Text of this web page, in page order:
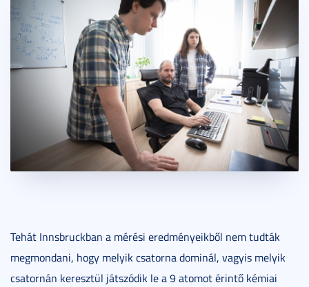
Tehát Innsbruckban a mérési eredményeikből nem tudták
megmondani, hogy melyik csatorna dominál, vagyis melyik
csatornán keresztül játszódik le a 9 atomot érintő kémiai